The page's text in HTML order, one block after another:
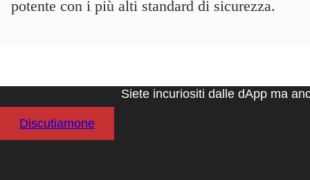
potente con i più alti standard di sicurezza.
Siete incuriositi dalle dApp ma
Discutiamone